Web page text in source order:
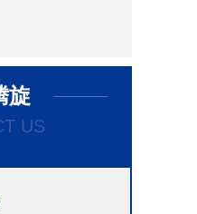
旋
US